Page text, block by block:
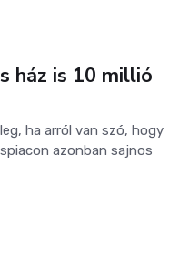
ház is 10 millió
ha arról van szó, hogy
azonban sajnos